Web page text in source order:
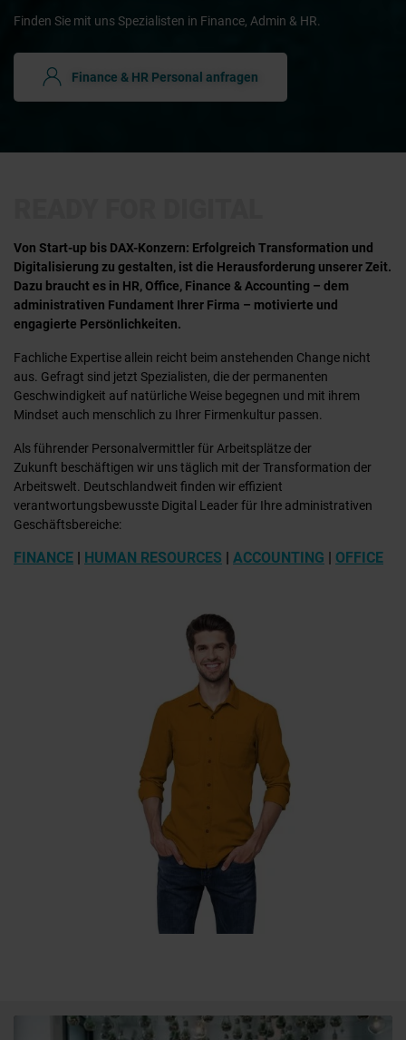
Finden Sie mit uns Spezialisten in Finance, Admin & HR.
Finance & HR Personal anfragen
Von Start-up bis DAX-Konzern: Erfolgreich Transformation und
Digitalisierung zu gestalten, ist die Herausforderung unserer Zeit.
Dazu braucht es in HR, Office, Finance & Accounting – dem
administrativen Fundament Ihrer Firma – motivierte und
engagierte Persönlichkeiten.
Fachliche Expertise allein reicht beim anstehenden Change nicht
aus. Gefragt sind jetzt Spezialisten, die der permanenten
Geschwindigkeit auf natürliche Weise begegnen und mit ihrem
Mindset auch menschlich zu Ihrer Firmenkultur passen.
Als führender Personalvermittler für Arbeitsplätze der
Zukunft beschäftigen wir uns täglich mit der Transformation der
Arbeitswelt. Deutschlandweit finden wir effizient
verantwortungsbewusste Digital Leader für Ihre administrativen
Geschäftsbereiche:
FINANCE | HUMAN RESOURCES | ACCOUNTING | OFFICE